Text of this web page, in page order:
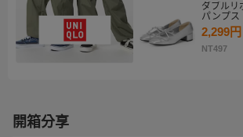
ダブルリ
パンプス
2,299円
NT497
開箱分享